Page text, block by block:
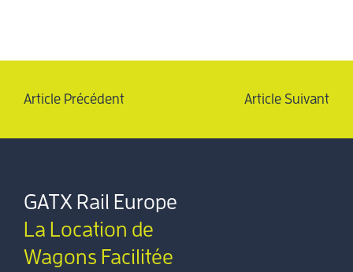
Article Précédent Article Suivant
GATX Rail Europe
La Location de
Wagons Facilitée